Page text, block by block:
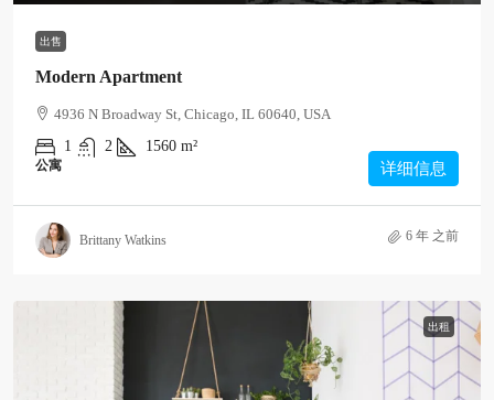
出售
Modern Apartment
4936 N Broadway St, Chicago, IL 60640, USA
1
2 1560 m²
公寓 详细信息
Brittany Watkins 6 年 之前
出租